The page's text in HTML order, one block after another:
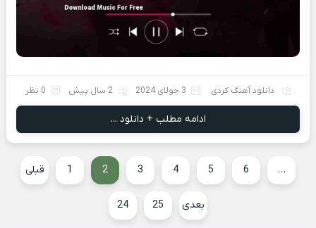
دانلود آهنگ کردی 3 جولای 2024 2 سال پیش 0 نظر
ادامه مطلب + دانلود ...
قبلی 1 2 3 4 5 6 …
24 25 بعدی